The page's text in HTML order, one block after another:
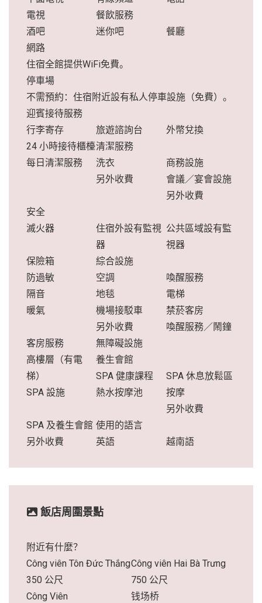
電視
餐飲服務
酒吧
迷你吧
餐廳
網路
住宿全館提供WiFi免費。
停車場
不需預約：住宿附近設有私人停車設施（免費）。
迎賓接待服務
行李寄存
旅遊諮詢台
外幣兌換
24 小時接待櫃檯清潔服務
每日清潔服務
洗衣
另外收費
商務設施
會議／宴會設施
另外收費
安全
滅火器
住宿外設有監視
器
公共區域設有監
視器
保險箱
綜合設施
防過敏
空調
喚醒服務
隔音
地毯
電梯
暖氣
機場接駁車
另外收費
禁菸客房
喚醒服務／鬧鐘
客房服務
無障礙設施
高樓層（有電
梯）
養生會館
SPA 健康課程
SPA 休息放鬆區
SPA 設施
熱水按摩池
按摩
另外收費
SPA 及養生會館
另外收費
使用的語言
英語
越南語
飯店周圍景點
附近有什麼？
Công viên Tôn Đức Thắng
350 公尺
Công viên Hai Bà Trưng
750 公尺
Công Viên
钱场桥